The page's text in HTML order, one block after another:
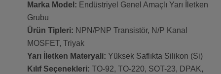
Marka Model: Endüstriyel Genel Amaçlı Yarı İletken
Grubu
Ürün Tipleri: NPN/PNP Transistör, N/P Kanal
MOSFET, Triyak
Yarı İletken Materyali: Yüksek Saflıkta Silikon (Si)
Kılıf Seçenekleri: TO-92, TO-220, SOT-23, DPAK,